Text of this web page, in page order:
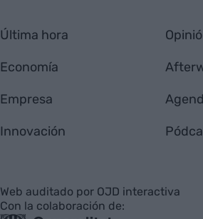
Última hora
Economía
Empresa
Innovación
Web auditado por OJD interactiva
Con la colaboración de: